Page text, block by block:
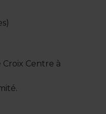
Croix Centre à